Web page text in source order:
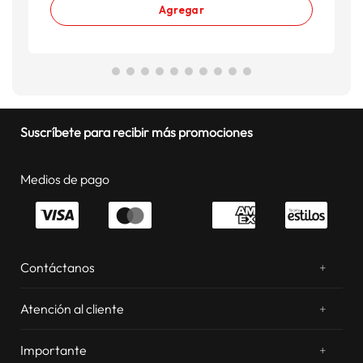
Agregar
Suscríbete para recibir más promociones
Medios de pago
Contáctanos +
Atención al cliente
+
Cambios y devoluciones
Importante
+